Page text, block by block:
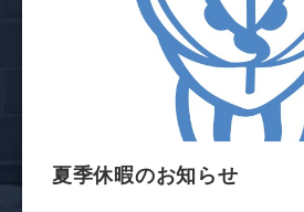
夏季休暇のお知らせ